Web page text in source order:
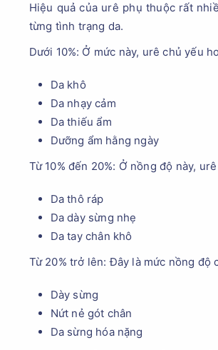
Hiệu quả của urê phụ thuộc rất
từng tình trạng da.
Dưới 10%: Ở mức này, urê chủ yếu
Da khô
Da nhạy cảm
Da thiếu ẩm
Dưỡng ẩm hằng ngày
Từ 10% đến 20%: Ở nồng độ này,
Da thô ráp
Da dày sừng nhẹ
Da tay chân khô
Từ 20% trở lên: Đây là mức nồng độ
Dày sừng
Nứt nẻ gót chân
Da sừng hóa nặng